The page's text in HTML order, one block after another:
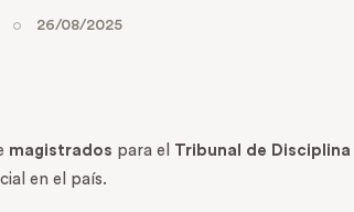
26/08/2025
magistrados para el Tribunal de
en el país.